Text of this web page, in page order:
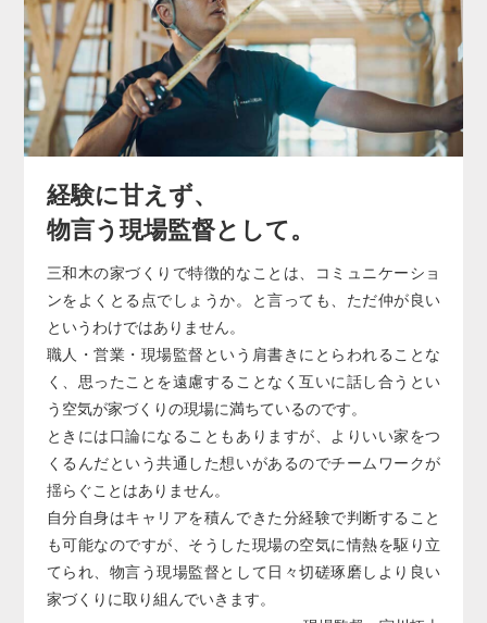
経験に甘えず、
物言う現場監督として。
三和木の家づくりで特徴的なことは、コミュニケーショ
ンをよくとる点でしょうか。と言っても、ただ仲が良い
というわけではありません。
職人・営業・現場監督という肩書きにとらわれることな
く、思ったことを遠慮することなく互いに話し合うとい
う空気が家づくりの現場に満ちているのです。
ときには口論になることもありますが、よりいい家をつ
くるんだという共通した想いがあるのでチームワークが
揺らぐことはありません。
自分自身はキャリアを積んできた分経験で判断すること
も可能なのですが、そうした現場の空気に情熱を駆り立
てられ、物言う現場監督として日々切磋琢磨しより良い
家づくりに取り組んでいきます。